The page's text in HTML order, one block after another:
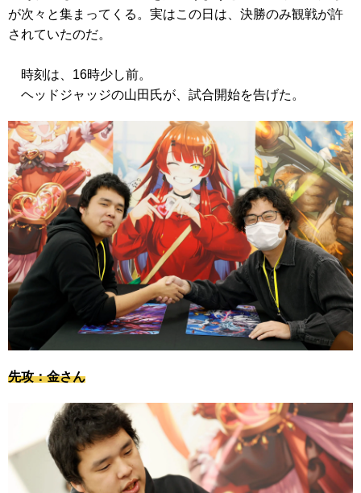
が次々と集まってくる。実はこの日は、決勝のみ観戦が許
されていたのだ。
時刻は、16時少し前。
ヘッドジャッジの山田氏が、試合開始を告げた。
先攻：金さん